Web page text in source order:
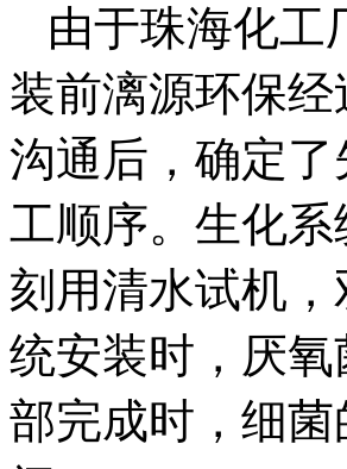
由于珠海化工
装前漓源环保
沟通后，确定
工顺序。生化
刻用清水试机
统安装时，厌
部完成时，细